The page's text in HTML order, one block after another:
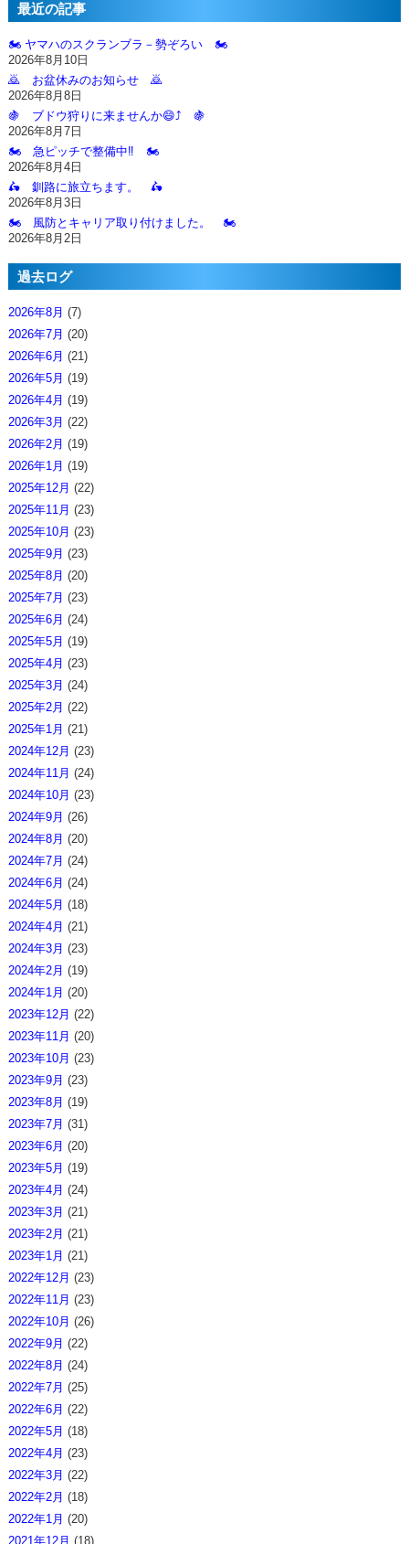
最近の記事
🏍️ ヤマハのスクランブラ－勢ぞろい 🏍️
2026年8月10日
🙇‍ お盆休みのお知らせ 🙇‍
2026年8月8日
🍇 ブドウ狩りに来ませんか😄⤴️ 🍇
2026年8月7日
🏍️ 急ピッチで整備中‼️ 🏍️
2026年8月4日
🛵 釧路に旅立ちます。 🛵
2026年8月3日
🏍️ 風防とキャリア取り付けました。 🏍️
2026年8月2日
過去ログ
2026年8月 (7)
2026年7月 (20)
2026年6月 (21)
2026年5月 (19)
2026年4月 (19)
2026年3月 (22)
2026年2月 (19)
2026年1月 (19)
2025年12月 (22)
2025年11月 (23)
2025年10月 (23)
2025年9月 (23)
2025年8月 (20)
2025年7月 (23)
2025年6月 (24)
2025年5月 (19)
2025年4月 (23)
2025年3月 (24)
2025年2月 (22)
2025年1月 (21)
2024年12月 (23)
2024年11月 (24)
2024年10月 (23)
2024年9月 (26)
2024年8月 (20)
2024年7月 (24)
2024年6月 (24)
2024年5月 (18)
2024年4月 (21)
2024年3月 (23)
2024年2月 (19)
2024年1月 (20)
2023年12月 (22)
2023年11月 (20)
2023年10月 (23)
2023年9月 (23)
2023年8月 (19)
2023年7月 (31)
2023年6月 (20)
2023年5月 (19)
2023年4月 (24)
2023年3月 (21)
2023年2月 (21)
2023年1月 (21)
2022年12月 (23)
2022年11月 (23)
2022年10月 (26)
2022年9月 (22)
2022年8月 (24)
2022年7月 (25)
2022年6月 (22)
2022年5月 (18)
2022年4月 (23)
2022年3月 (22)
2022年2月 (18)
2022年1月 (20)
2021年12月 (18)